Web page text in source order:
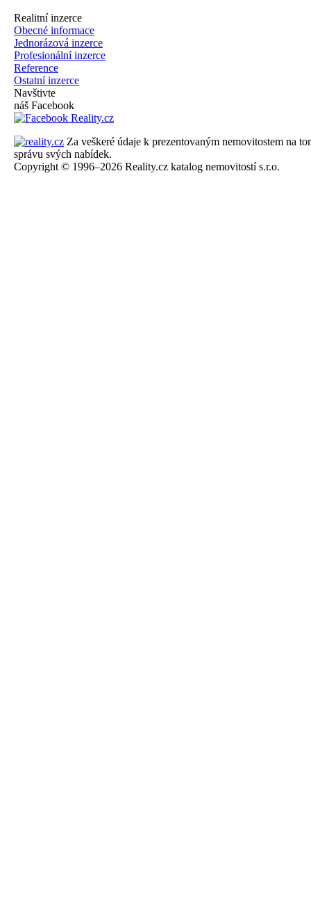
Realitní inzerce
Obecné informace
Jednorázová inzerce
Profesionální inzerce
Reference
Ostatní inzerce
Navštivte
náš Facebook
Za veškeré údaje k prezentovaným nemovitostem na
správu svých nabídek.
Copyright © 1996–2026 Reality.cz katalog nemovitostí s.r.o.